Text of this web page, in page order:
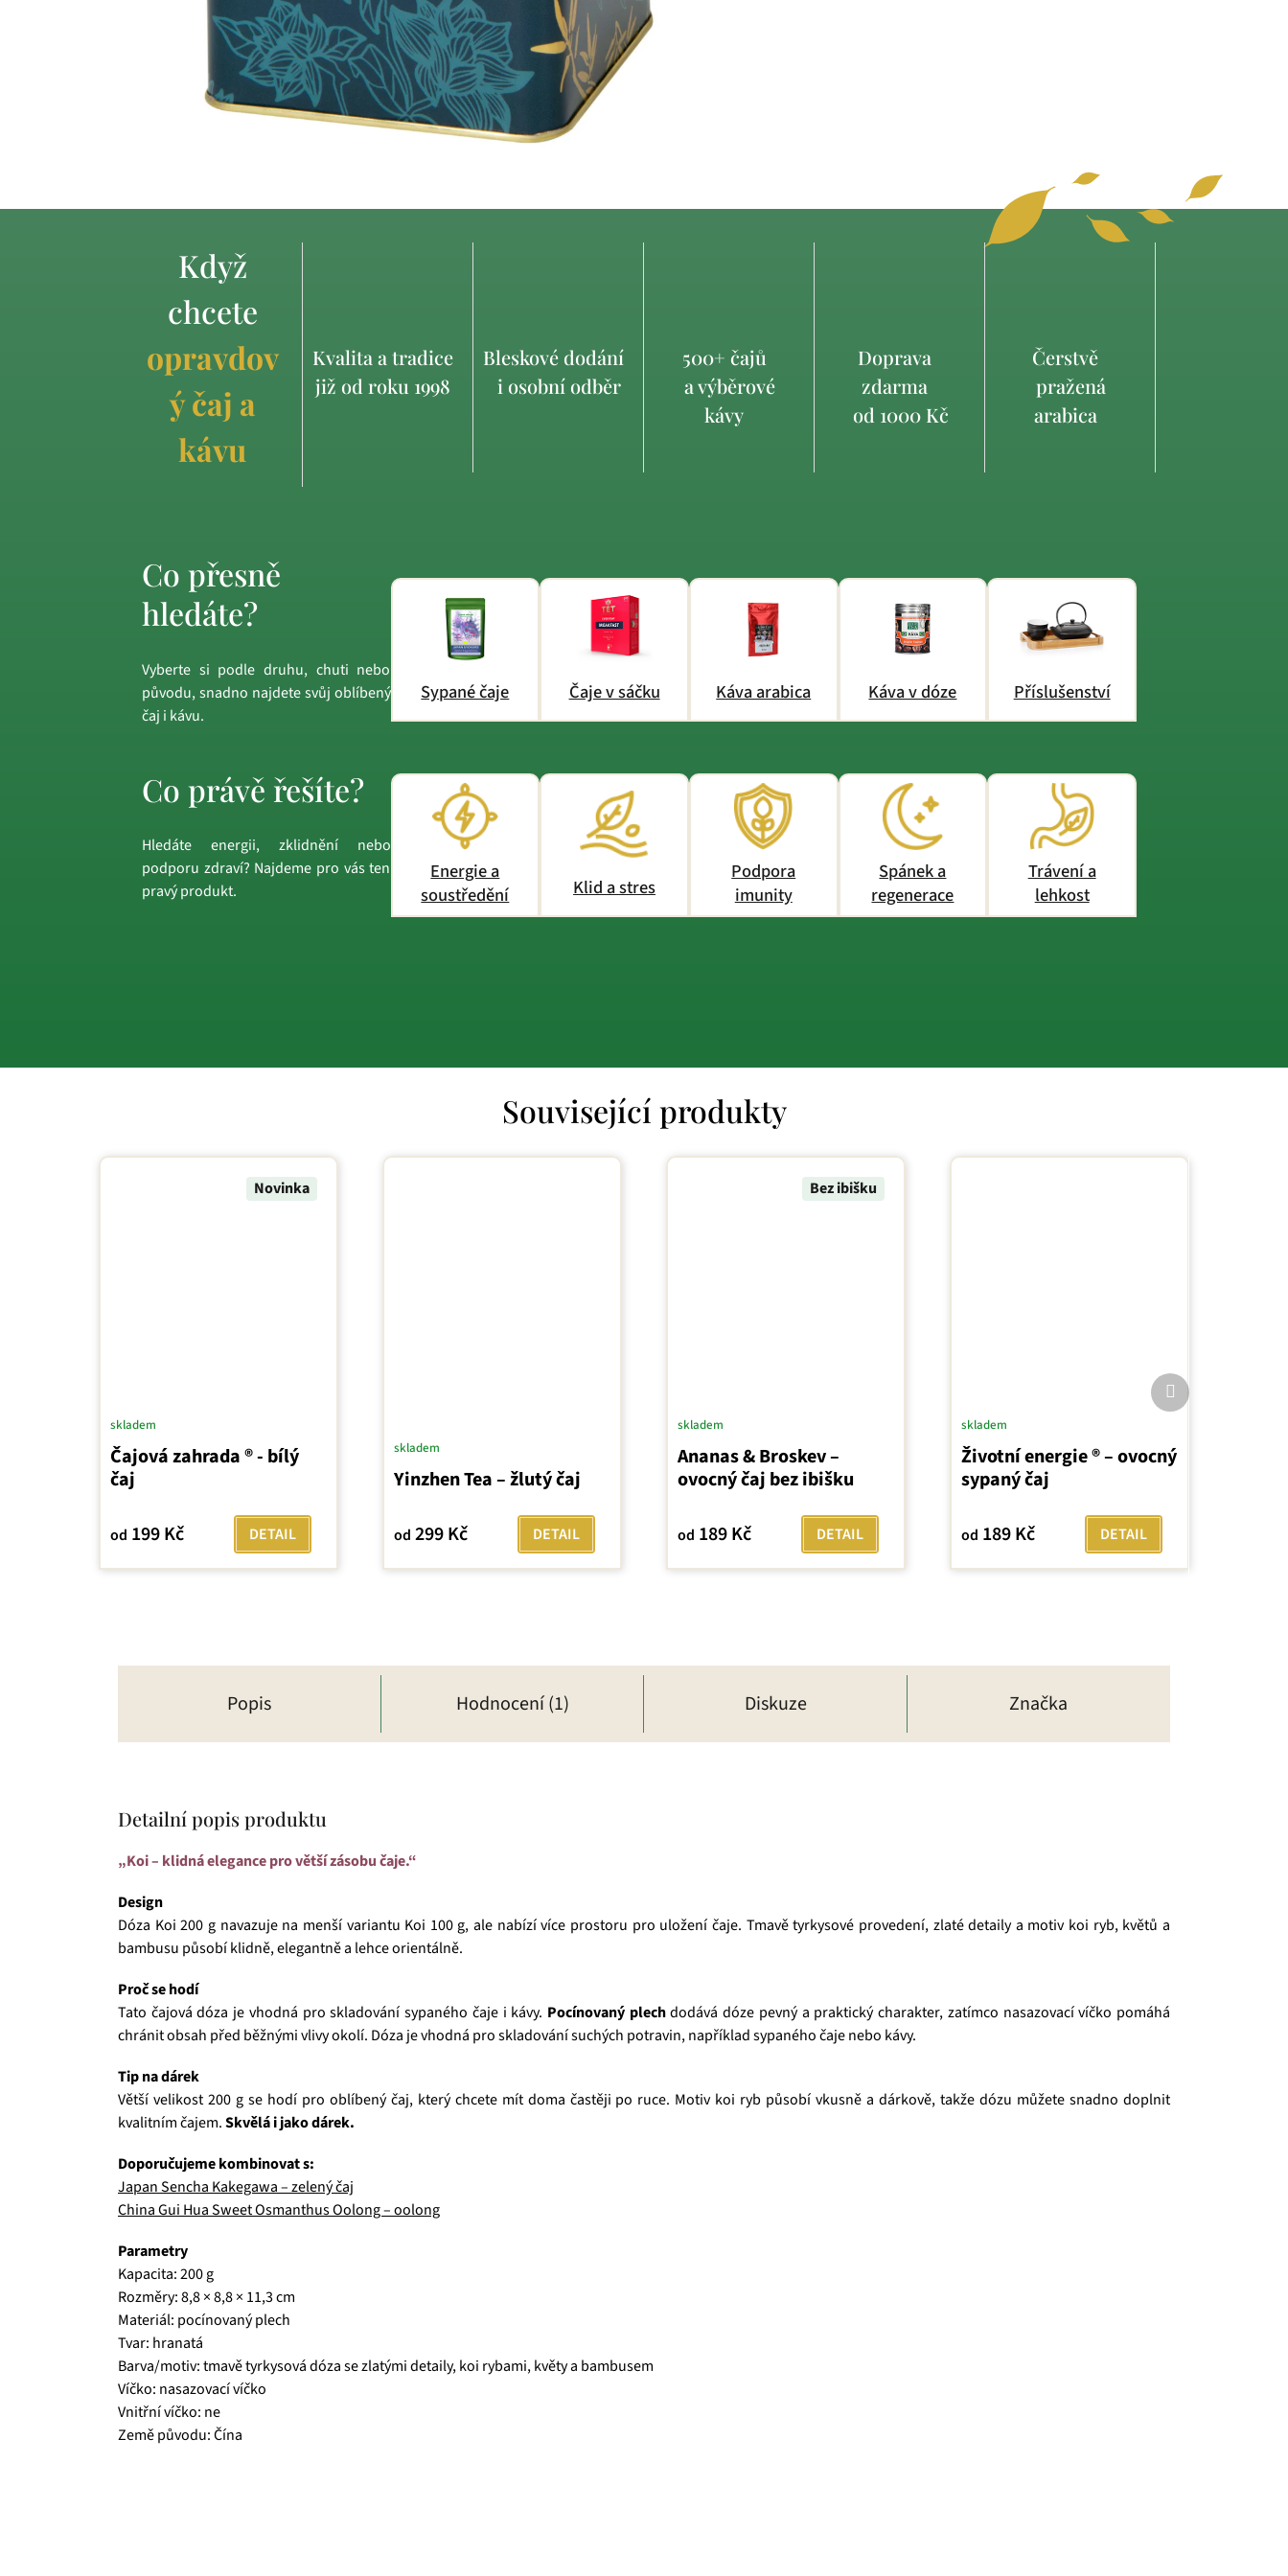
Když
chcete
opravdov
ý čaj a
kávu
Kvalita a tradice
již od roku 1998
Bleskové dodání
i osobní odběr
500+ čajů
a výběrové
kávy
Doprava
zdarma
od 1000 Kč
Čerstvě
pražená
arabica
Co přesně
hledáte?
Vyberte si podle druhu, chuti nebo
původu, snadno najdete svůj oblíbený
čaj i kávu.
Sypané čaje Čaje v sáčku Káva arabica Káva v dóze Příslušenství
Co právě řešíte?
Hledáte energii, zklidnění nebo
podporu zdraví? Najdeme pro vás ten
pravý produkt.
Energie a
soustředění
Klid a stres
Podpora
imunity
Spánek a
regenerace
Trávení a
lehkost
Související produkty
Novinka
Čajová zahrada ® - bílý
čaj
skladem
od 199 Kč DETAIL
Yinzhen Tea – žlutý čaj
skladem
od 299 Kč DETAIL
Bez ibišku
Ananas & Broskev –
ovocný čaj bez ibišku
skladem
od 189 Kč DETAIL
Životní energie ® – ovocný
sypaný čaj
skladem
od 189 Kč DETAIL
Další
produkt
Popis Hodnocení (1) Diskuze Značka
Detailní popis produktu
„Koi – klidná elegance pro větší zásobu čaje.“
Design
Dóza Koi 200 g navazuje na menší variantu Koi 100 g, ale nabízí více prostoru pro uložení čaje. Tmavě tyrkysové provedení, zlaté detaily a motiv koi ryb, květů a
bambusu působí klidně, elegantně a lehce orientálně.
Proč se hodí
Tato čajová dóza je vhodná pro skladování sypaného čaje i kávy. Pocínovaný plechdodává dóze pevný a praktický charakter, zatímco nasazovací víčko pomáhá
chránit obsah před běžnými vlivy okolí. Dóza je vhodná pro skladování suchých potravin, například sypaného čaje nebo kávy.
Tip na dárek
Větší velikost 200 g se hodí pro oblíbený čaj, který chcete mít doma častěji po ruce. Motiv koi ryb působí vkusně a dárkově, takže dózu můžete snadno doplnit
kvalitním čajem.Skvělá i jako dárek.
Doporučujeme kombinovat s:
Japan Sencha Kakegawa – zelený čaj
China Gui Hua Sweet Osmanthus Oolong – oolong
Parametry
Kapacita: 200 g
Rozměry: 8,8 × 8,8 × 11,3 cm
Materiál: pocínovaný plech
Tvar: hranatá
Barva/motiv: tmavě tyrkysová dóza se zlatými detaily, koi rybami, květy a bambusem
Víčko: nasazovací víčko
Vnitřní víčko: ne
Země původu: Čína